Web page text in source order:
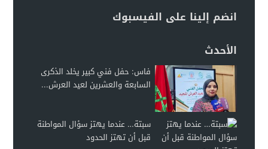
انضم إلينا على الفيسبوك
الأحدث
فاس: حفل فني كبير يخلد الذكرى
السابعة والعشرين لعيد العرش...
سبتة… عندما يهتز سؤال المواطنة
قبل أن تهتز الحدود